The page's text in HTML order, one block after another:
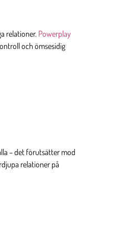
relationer. Powerplay
och ömsesidig
– det förutsätter mod
relationer på